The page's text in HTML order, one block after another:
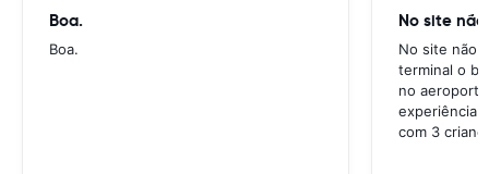
Boa.
Boa.
No site
No site não
terminal o
no
experiência
com 3